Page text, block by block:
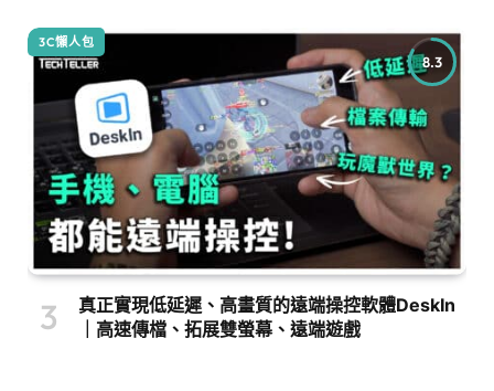
8.3
3C懶人包
真正實現低延遲、高畫質的遠端操控軟體DeskIn
｜高速傳檔、拓展雙螢幕、遠端遊戲